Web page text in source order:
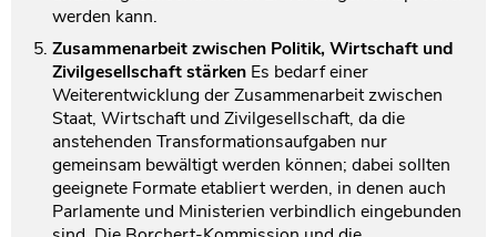
werden kann.
Zusammenarbeit zwischen Politik, Wirtschaft und
Zivilgesellschaft stärken Es bedarf einer
Weiterentwicklung der Zusammenarbeit zwischen
Staat, Wirtschaft und Zivilgesellschaft, da die
anstehenden Transformationsaufgaben nur
gemeinsam bewältigt werden können; dabei sollten
geeignete Formate etabliert werden, in denen auch
Parlamente und Ministerien verbindlich eingebunden